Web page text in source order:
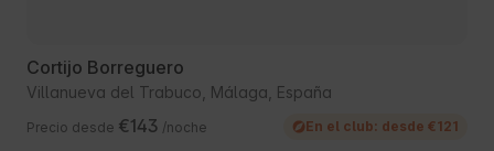
Cortijo Borreguero
Villanueva del Trabuco, Málaga, España
Precio desde €143 /noche En el club: desde €121